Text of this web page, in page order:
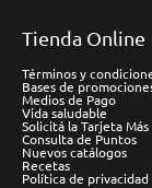
Tienda Online
Términos y
Bases de
Medios de Pago
Vida saludable
Solicitá la Tarjeta Más
Consulta de Puntos
Nuevos catálogos
Recetas
Política de privacidad